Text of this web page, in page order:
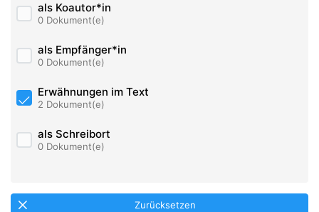
als Koautor*in
0 Dokument(e)
als Empfänger*in
0 Dokument(e)
Erwähnungen im Text
2 Dokument(e)
als Schreibort
0 Dokument(e)
Zurücksetzen